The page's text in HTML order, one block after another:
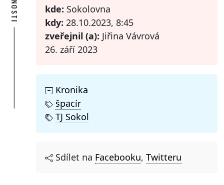
kde: Sokolovna
kdy: 28.10.2023, 8:45
zveřejnil (a): Jiřina Vávrová
26. září 2023
Kronika
špacír
TJ Sokol
Sdílet na Facebooku, Twitteru